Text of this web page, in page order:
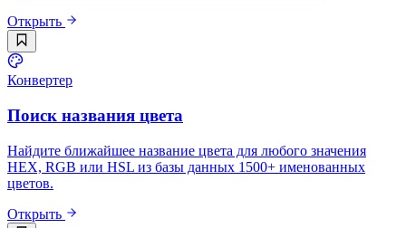
Открыть
Конвертер
Поиск названия цвета
Найдите ближайшее название цвета для любого значения
HEX, RGB или HSL из базы данных 1500+ именованных
цветов.
Открыть